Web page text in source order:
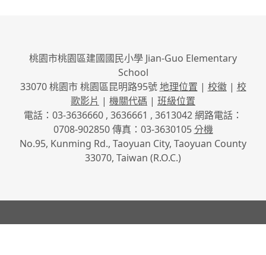
桃園市桃園區建國國民小學 Jian-Guo Elementary
School
33070 桃園市 桃園區昆明路95號地理位置 | 校徽| 校
歌影片 | 機關代碼 | 班級位置
電話：03-3636660 , 3636661 , 3613042 網路電話：
0708-902850 傳真：03-3630105分機
No.95, Kunming Rd., Taoyuan City, Taoyuan County
33070, Taiwan (R.O.C.)